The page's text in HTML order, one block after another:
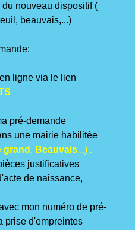
nouveau dispositif (
beauvais,...)
ligne via le lien
pré-demande
une mairie habilitée
grand , Beauvais...) .
justificatives
de naissance,
mon numéro de pré-
prise d'empreintes